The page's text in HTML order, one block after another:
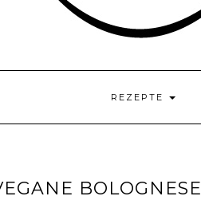
REZEPTE
BOLOGNESE